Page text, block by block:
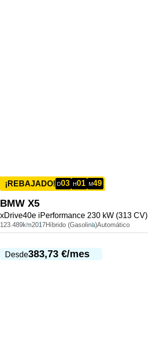
¡REBAJADO! D03 H01 M49
BMW X5
xDrive40e iPerformance 230 kW (313 CV)
123.489km2017Híbrido (Gasolina)Automático
Desde383,73 €/mes